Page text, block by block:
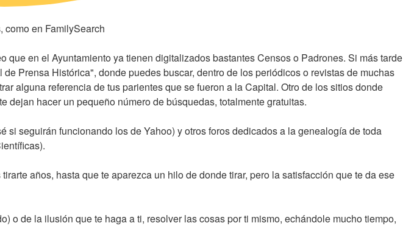
como en FamilySearch
en el Ayuntamiento ya tienen digitalizados bastantes Censos o Padrones. Si más tarde
Prensa Histórica", donde puedes buscar, dentro de los periódicos o revistas de muchas
alguna referencia de tus parientes que se fueron a la Capital. Otro de los sitios donde
hacer un pequeño número de búsquedas, totalmente gratuitas.
seguirán funcionando los de Yahoo) y otros foros dedicados a la genealogía de toda
años, hasta que te aparezca un hilo de donde tirar, pero la satisfacción que te da ese
de la ilusión que te haga a ti, resolver las cosas por ti mismo, echándole mucho tiempo,